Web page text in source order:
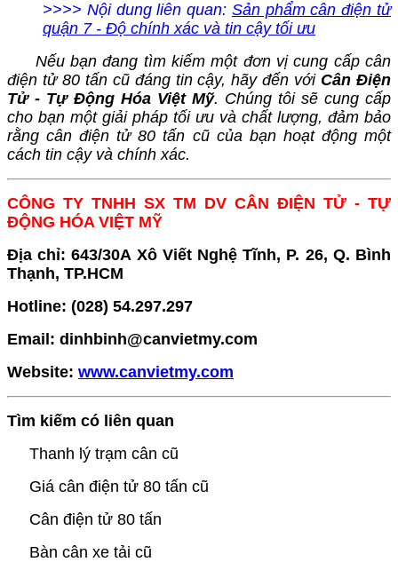
>>>> Nội dung liên quan: Sản phẩm cân điện tử
quận 7 - Độ chính xác và tin cậy tối ưu
Nếu bạn đang tìm kiếm một đơn vị cung cấp cân
điện tử 80 tấn cũ đáng tin cậy, hãy đến với Cân Điện
Tử - Tự Động Hóa Việt Mỹ. Chúng tôi sẽ cung cấp
cho bạn một giải pháp tối ưu và chất lượng, đảm bảo
rằng cân điện tử 80 tấn cũ của bạn hoạt động một
cách tin cậy và chính xác.
CÔNG TY TNHH SX TM DV CÂN ĐIỆN TỬ - TỰ
ĐỘNG HÓA VIỆT MỸ
Địa chỉ: 643/30A Xô Viết Nghệ Tĩnh, P. 26, Q. Bình
Thạnh, TP.HCM
Hotline: (028) 54.297.297
Email: dinhbinh@canvietmy.com
Website: www.canvietmy.com
Tìm kiếm có liên quan
Thanh lý trạm cân cũ
Giá cân điện tử 80 tấn cũ
Cân điện tử 80 tấn
Bàn cân xe tải cũ